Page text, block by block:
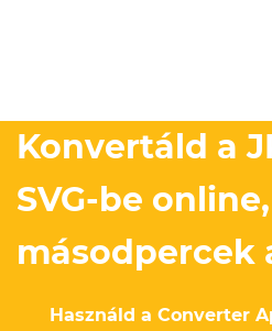
Konvertáld a
SVG-be online,
másodpercek
Használd a Converter